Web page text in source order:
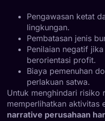
Pengawasan ketat
lingkungan.
Pembatasan jenis
Penilaian negatif
berorientasi profit.
Biaya pemenuhan
perlakuan satwa.
Untuk menghindari risiko
memperlihatkan aktivitas
narrative perusahaan